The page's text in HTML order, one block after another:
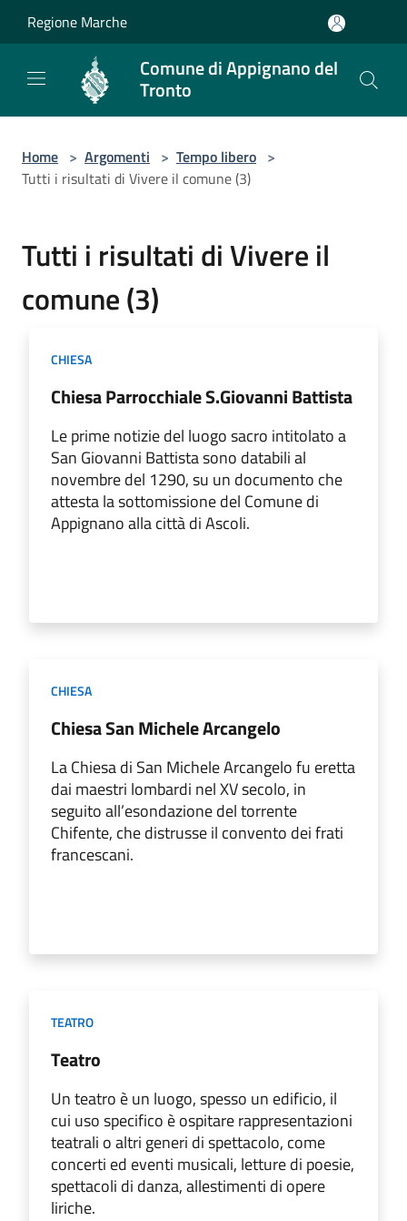
Regione Marche
Comune di Appignano del
Tronto
Home > Argomenti > Tempo libero >
Tutti i risultati di Vivere il comune (3)
Tutti i risultati di Vivere il
comune (3)
CHIESA
Chiesa Parrocchiale S.Giovanni Battista
Le prime notizie del luogo sacro intitolato a
San Giovanni Battista sono databili al
novembre del 1290, su un documento che
attesta la sottomissione del Comune di
Appignano alla città di Ascoli.
CHIESA
Chiesa San Michele Arcangelo
La Chiesa di San Michele Arcangelo fu eretta
dai maestri lombardi nel XV secolo, in
seguito all’esondazione del torrente
Chifente, che distrusse il convento dei frati
francescani.
TEATRO
Teatro
Un teatro è un luogo, spesso un edificio, il
cui uso specifico è ospitare rappresentazioni
teatrali o altri generi di spettacolo, come
concerti ed eventi musicali, letture di poesie,
spettacoli di danza, allestimenti di opere
liriche.